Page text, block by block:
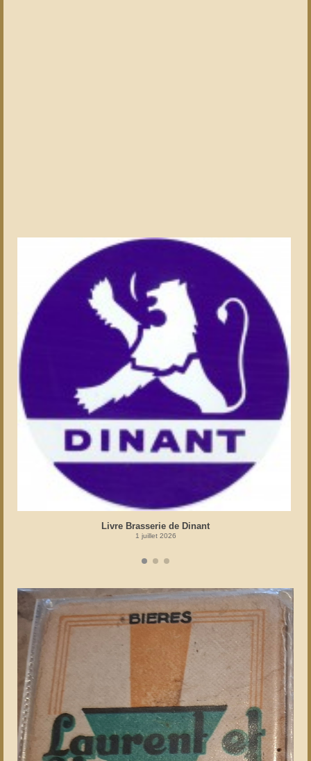
Livre Brasserie de Dinant
1 juillet 2026